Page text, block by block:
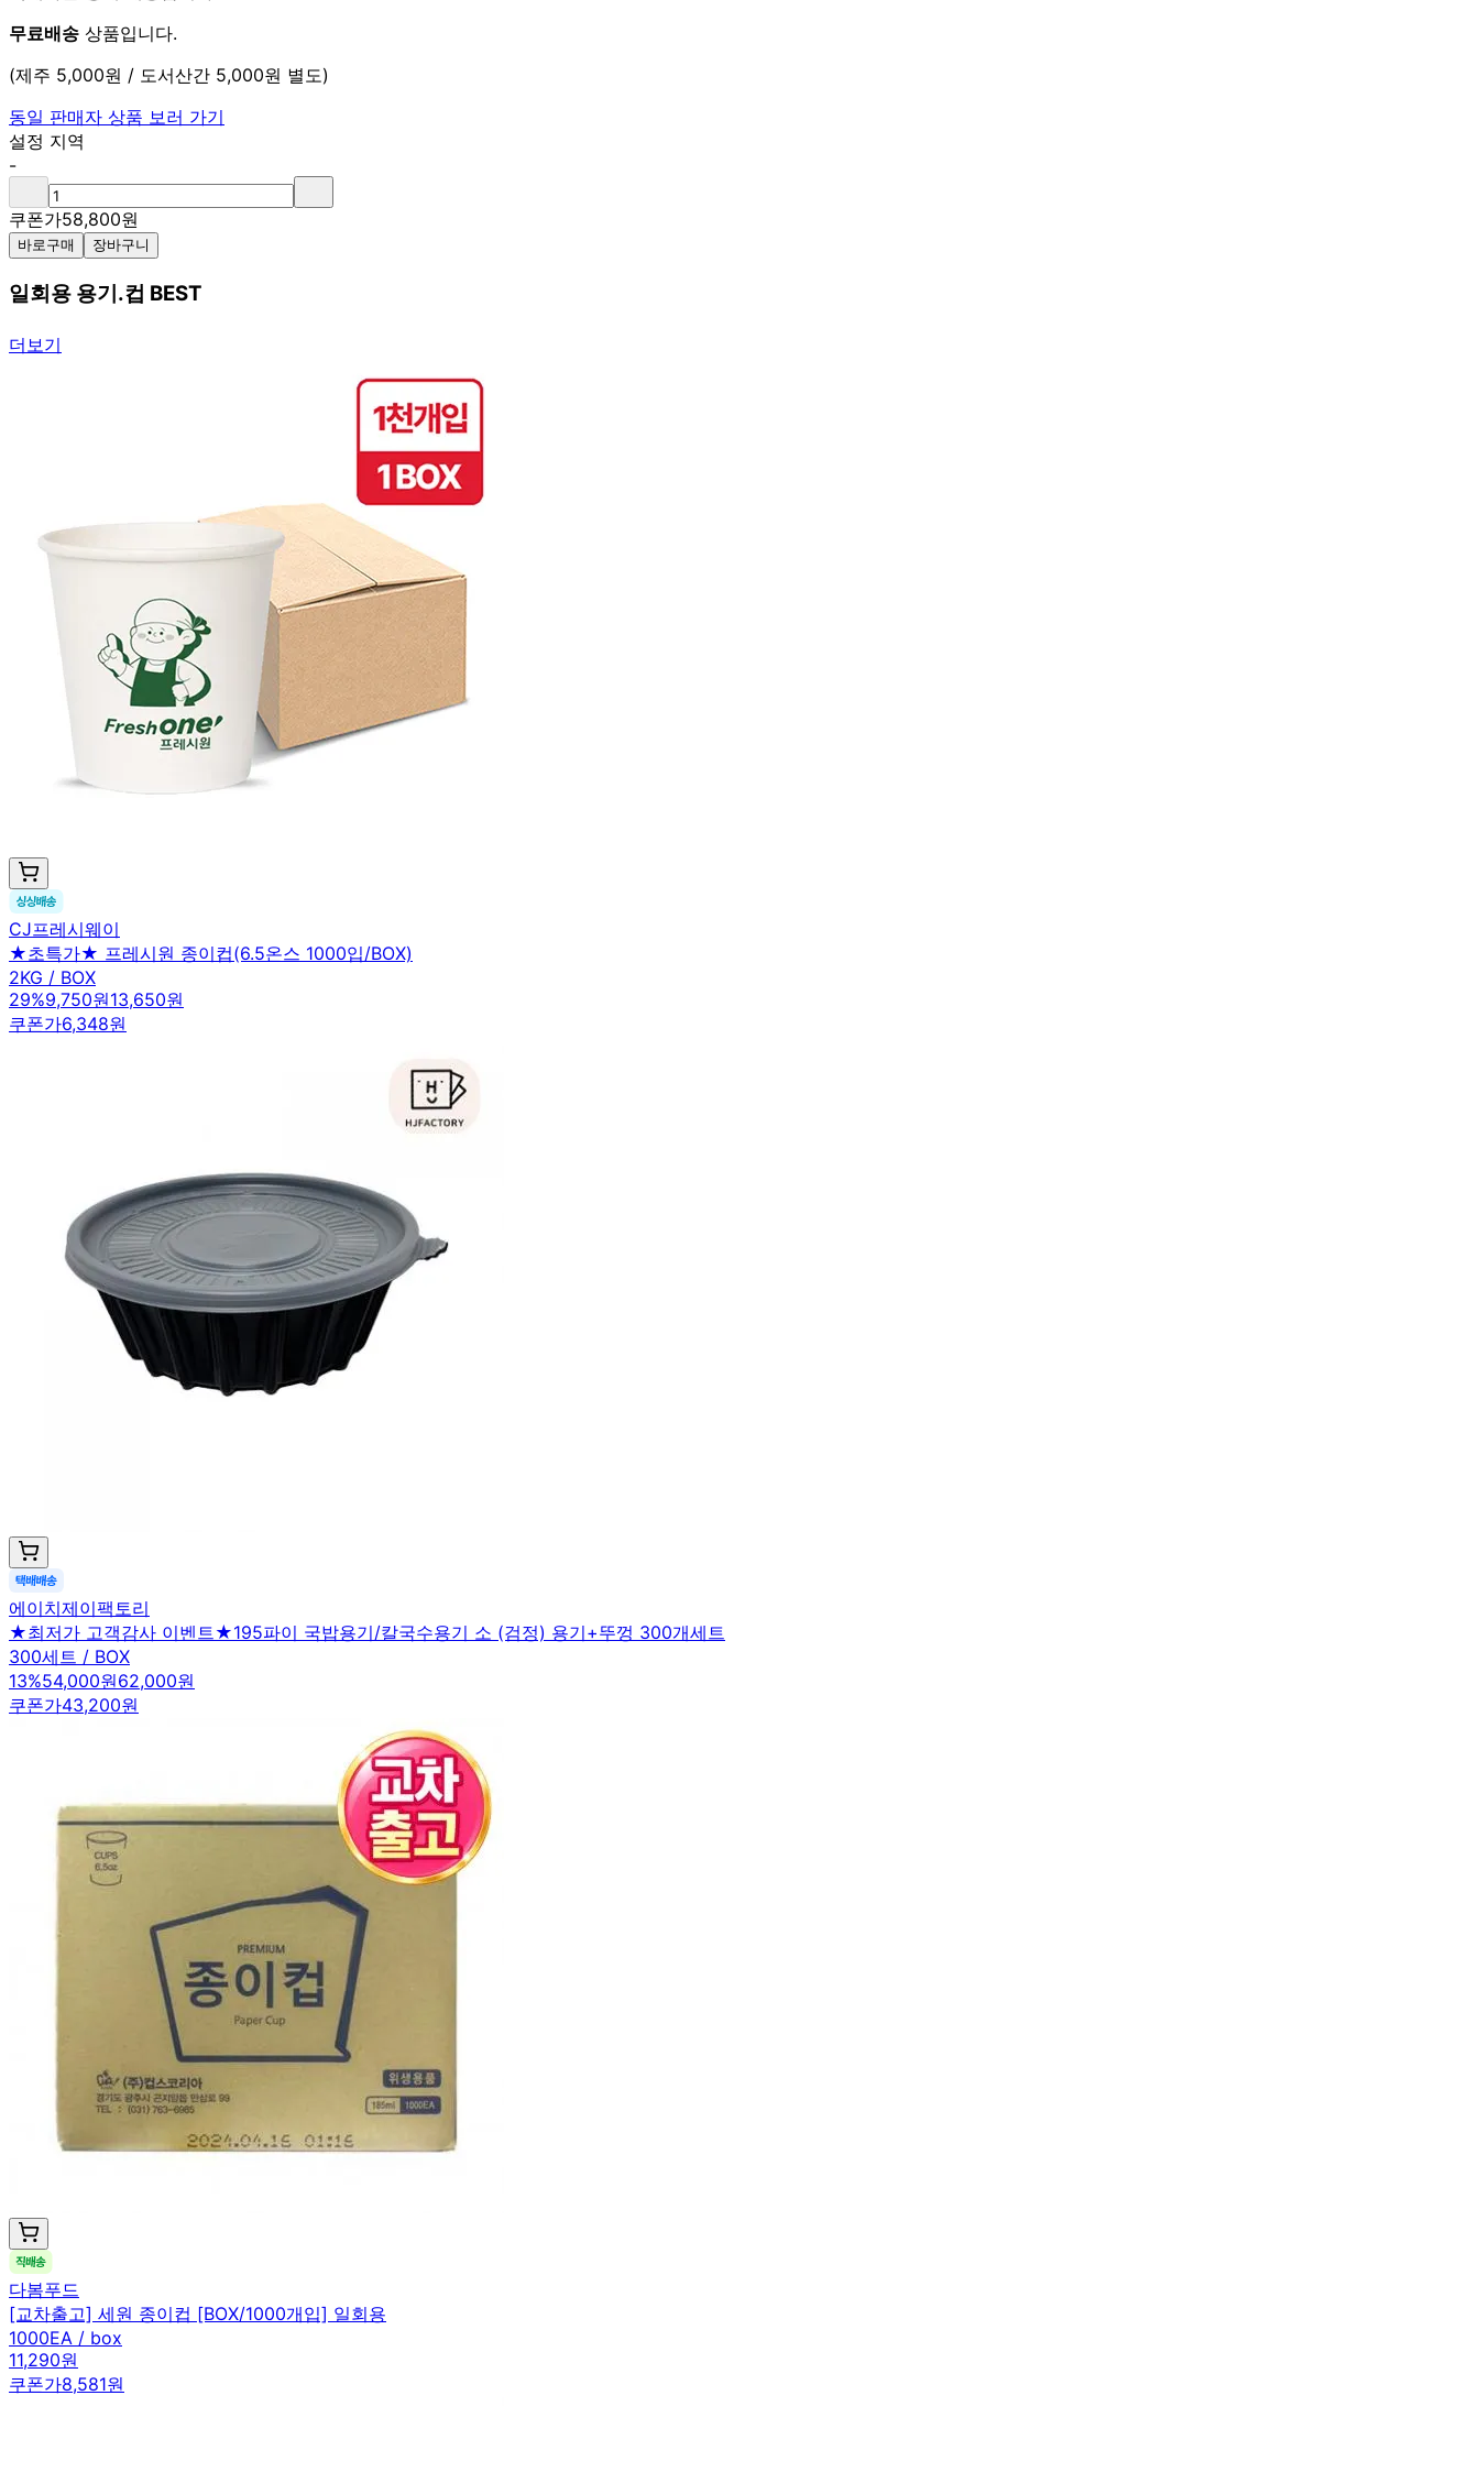
무료배송 상품입니다.
(제주 5,000원 / 도서산간 5,000원 별도)
동일 판매자 상품 보러 가기
설정 지역
-
쿠폰가58,800원
바로구매 장바구니
일회용 용기.컵 BEST
더보기
CJ프레시웨이
★초특가★ 프레시원 종이컵(6.5온스 1000입/BOX)
2KG / BOX
29%9,750원13,650원
쿠폰가6,348원
에이치제이팩토리
★최저가 고객감사 이벤트★195파이 국밥용기/칼국수용기 소 (검정) 용기+뚜껑 300개세트
300세트 / BOX
13%54,000원62,000원
쿠폰가43,200원
다봄푸드
[교차출고] 세원 종이컵 [BOX/1000개입] 일회용
1000EA / box
11,290원
쿠폰가8,581원